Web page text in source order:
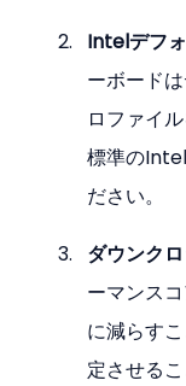
Intelデフ
ーボード
ロファイ
標準の
ださい。
ダウンク
ーマンス
に減らす
定させる